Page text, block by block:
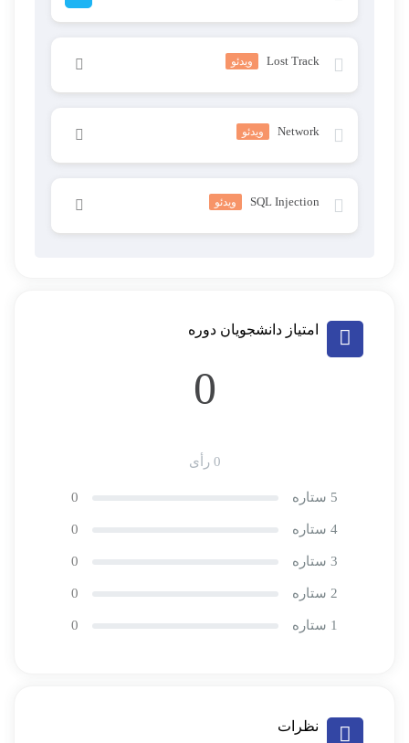
Lost Track ویدئو
محتوای دوره آن را خریداری کنید.
Network ویدئو
محتوای دوره آن را خریداری کنید.
SQL Injection ویدئو
امتیاز دانشجویان دوره
0
0 رأی
5 ستاره 0
4 ستاره 0
3 ستاره 0
2 ستاره 0
1 ستاره 0
نظرات